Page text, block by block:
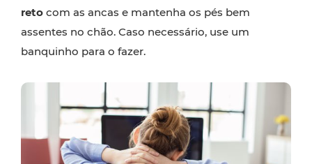
reto com as ancas e mantenha os pés bem
assentes no chão. Caso necessário, use um
banquinho para o fazer.